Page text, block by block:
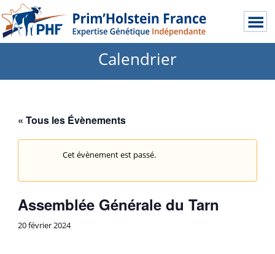
Calendrier
« Tous les Évènements
Cet évènement est passé.
Assemblée Générale du Tarn
20 février 2024